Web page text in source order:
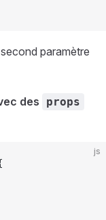
paramètre
des props
js